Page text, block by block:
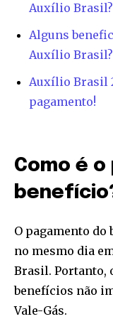
Auxílio
Alguns
Auxílio
Auxílio Brasil
pagamento!
Como é
O pagamento do
no mesmo dia
Brasil. Portanto,
benefícios não
Vale-Gás.